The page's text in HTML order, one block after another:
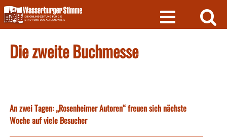
Skip
to
content
Die zweite Buchmesse
An zwei Tagen: „Rosenheimer Autoren“ freuen sich nächste
Woche auf viele Besucher